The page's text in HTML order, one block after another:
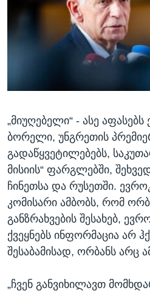
ᲡᲢᲣᲓᲘᲐ ᲕᲐᲨᲘᲜᲒᲢᲝᲜᲘ
ᲔᲙᲝᲜᲝᲛᲘᲙᲐ
ᲯᲐᲜᲛᲠᲗᲔᲚᲝᲑᲐ
ᲒᲐᲚᲘᲚᲔᲝ
ᲓᲔᲖᲘᲜᲤᲝᲠᲛᲐᲪᲘᲐ
Learning English
„მიუღებელი“ - ასე
ბორელი, უნგრეთის
გადაწყვეტილებებს,
მისიის“ ფარგლებში,
ჩინეთსა და რუსეთში.
კომისარი ამბობს, რომ
განზრახვების შესახებ,
ქვეყნებს ინფორმაცია არ
შესაბამისად, ორბანს არც
„ჩვენ განვიხილავთ